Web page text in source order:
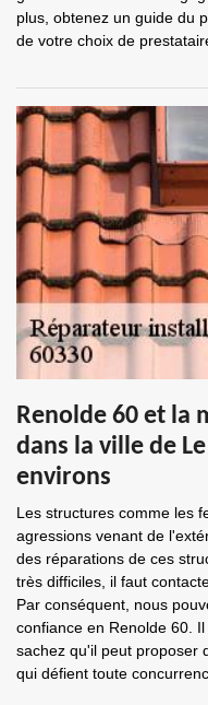
plus, obtenez un guide du
de votre choix de
Renolde 60 et la
dans la ville de
environs
Les structures comme les
agressions venant de
des réparations de ces
très difficiles, il faut
Par conséquent, nous
confiance en Renolde 60.
sachez qu'il peut proposer
qui défient toute